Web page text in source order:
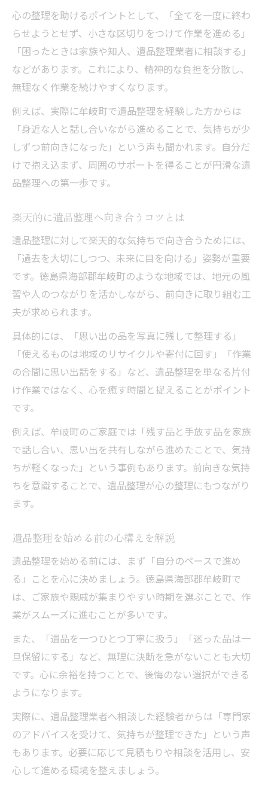
遺品整理の安心感を高める心の持ち方
前向きな遺品整理が心の整理を促進
遺品整理の安心を支えるサポート体制
ストレスを減らす遺品整理の工夫と実践
故人への想いを守る牟岐町での遺品整理術
遺品整理で大切な想い出を丁寧に守る方法
心を込めた遺品整理の仕分けポイント
想いを形に残す遺品整理のおすすめ手順
遺品整理で家族の思い出を未来へつなぐ
牟岐町ならではの遺品整理の配慮と工夫
気持ちに寄り添う遺品整理のはじめ方
家族の気持ちを支える遺品整理の進め方
遺品整理の不安を和らげる相談のコツ
負担を軽減する遺品整理の計画作り
心に寄り添う遺品整理の進行ポイント
丁寧な仕分けで心穏やかに整理を実現
遺品整理で大切なものを丁寧に仕分ける
心が落ち着く遺品整理の整理術とは
思い出に寄り添った遺品整理の方法
仕分け作業で遺品整理をスムーズに進行
心の整理を助けるポイントとして、「全てを一度に終わ
らせようとせず、小さな区切りをつけて作業を進める」
「困ったときは家族や知人、遺品整理業者に相談する」
などがあります。これにより、精神的な負担を分散し、
無理なく作業を続けやすくなります。
例えば、実際に牟岐町で遺品整理を経験した方からは
「身近な人と話し合いながら進めることで、気持ちが少
しずつ前向きになった」という声も聞かれます。自分だ
けで抱え込まず、周囲のサポートを得ることが円滑な遺
品整理への第一歩です。
楽天的に遺品整理へ向き合うコツとは
遺品整理に対して楽天的な気持ちで向き合うためには、
「過去を大切にしつつ、未来に目を向ける」姿勢が重要
です。徳島県海部郡牟岐町のような地域では、地元の風
習や人のつながりを活かしながら、前向きに取り組む工
夫が求められます。
具体的には、「思い出の品を写真に残して整理する」
「使えるものは地域のリサイクルや寄付に回す」「作業
の合間に思い出話をする」など、遺品整理を単なる片付
け作業ではなく、心を癒す時間と捉えることがポイント
です。
例えば、牟岐町のご家庭では「残す品と手放す品を家族
で話し合い、思い出を共有しながら進めたことで、気持
ちが軽くなった」という事例もあります。前向きな気持
ちを意識することで、遺品整理が心の整理にもつながり
ます。
遺品整理を始める前の心構えを解説
遺品整理を始める前には、まず「自分のペースで進め
る」ことを心に決めましょう。徳島県海部郡牟岐町で
は、ご家族や親戚が集まりやすい時期を選ぶことで、作
業がスムーズに進むことが多いです。
また、「遺品を一つひとつ丁寧に扱う」「迷った品は一
旦保留にする」など、無理に決断を急がないことも大切
です。心に余裕を持つことで、後悔のない選択ができる
ようになります。
実際に、遺品整理業者へ相談した経験者からは「専門家
のアドバイスを受けて、気持ちが整理できた」という声
もあります。必要に応じて見積もりや相談を活用し、安
心して進める環境を整えましょう。